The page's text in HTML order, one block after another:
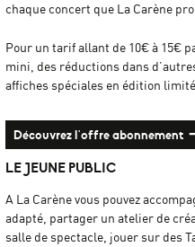
chaque concert que La Carène
Pour un tarif allant de 10€ à 15€
mini, des réductions dans
affiches spéciales en édition
Découvrez l'offre abonnement
LE JEUNE PUBLIC
A La Carène vous pouvez
adapté, partager un atelier de
salle de spectacle, jouer sur des